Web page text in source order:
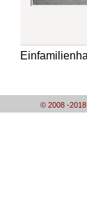
© 2008 -2018